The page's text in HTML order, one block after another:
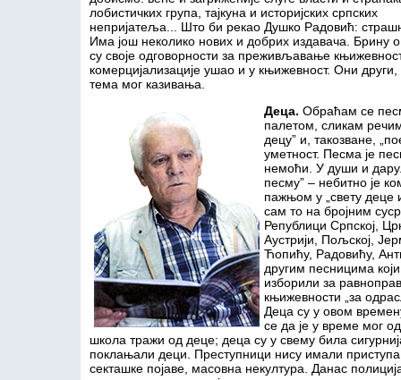
лобистичких група, тајкуна и историјских српских
непријатеља... Што би рекао Душко Радовић:
Има још неколико нових и добрих издавача. Брину
су своје одговорности за преживљавање
комерцијализације ушао и у књижевност. Они
тема мог казивања.
Деца. Обраћам се
палетом, сликам
децу” и, такозване,
уметност. Песма је
немоћи. У души и дару.
песму” – небитно је
пажњом у „свету деце
сам то на бројним
Републици Српској,
Аустрији, Пољској,
Ћопићу, Радовићу,
другим песницима
изборили за
књижевности „за
Деца су у овом
се да је у време мог
школа тражи од деце; деца су у свему била
поклањали деци. Преступници нису имали
секташке појаве, масовна некултура. Данас